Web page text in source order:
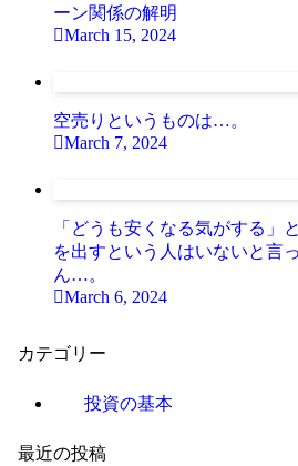
ーン関係の解明
March 15, 2024
空売りというものは…。
March 7, 2024
「どうも安くなる気がする」
を出すという人はいないと言
ん…。
March 6, 2024
カテゴリー
投資の基本
最近の投稿